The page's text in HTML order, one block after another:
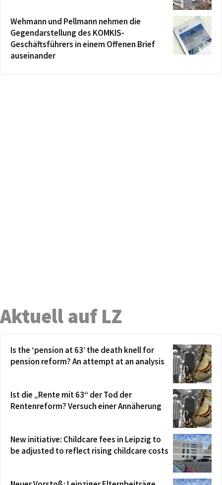
Wehmann und Pellmann nehmen die
Gegendarstellung des KOMKIS-
Geschäftsführers in einem Offenen Brief
auseinander
Aktuell auf LZ
Is the ‘pension at 63’ the death knell for
pension reform? An attempt at an analysis
Ist die „Rente mit 63“ der Tod der
Rentenreform? Versuch einer Annäherung
New initiative: Childcare fees in Leipzig to
be adjusted to reflect rising childcare costs